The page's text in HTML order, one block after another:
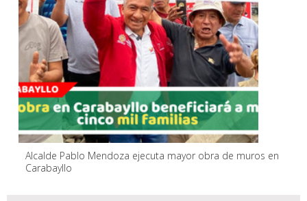
Alcalde Pablo Mendoza ejecuta mayor obra de muros en
Carabayllo